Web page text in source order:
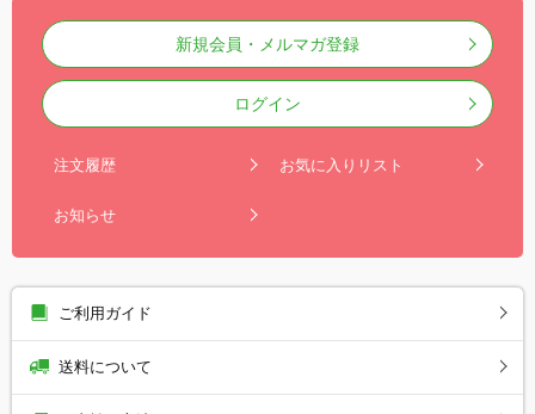
新規会員・メルマガ登録
ログイン
注文履歴 お気に入りリスト
お知らせ
ご利用ガイド
送料について